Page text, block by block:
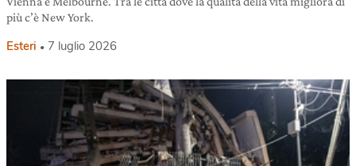
più c’è New York.
Esteri 7 luglio 2026